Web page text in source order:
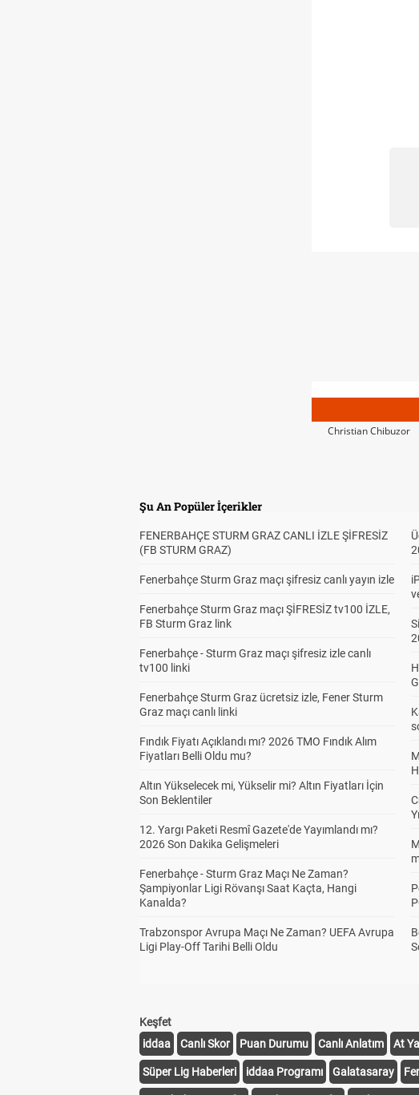
Christian Chibuzor
Şu An Popüler İçerikler
FENERBAHÇE STURM GRAZ CANLI İZLE ŞİFRESİZ
(FB STURM GRAZ)
Fenerbahçe Sturm Graz maçı şifresiz canlı yayın izle
Fenerbahçe Sturm Graz maçı ŞİFRESİZ tv100 İZLE,
FB Sturm Graz link
Fenerbahçe - Sturm Graz maçı şifresiz izle canlı
tv100 linki
Fenerbahçe Sturm Graz ücretsiz izle, Fener Sturm
Graz maçı canlı linki
Fındık Fiyatı Açıklandı mı? 2026 TMO Fındık Alım
Fiyatları Belli Oldu mu?
Altın Yükselecek mi, Yükselir mi? Altın Fiyatları İçin
Son Beklentiler
12. Yargı Paketi Resmî Gazete'de Yayımlandı mı?
2026 Son Dakika Gelişmeleri
Fenerbahçe - Sturm Graz Maçı Ne Zaman?
Şampiyonlar Ligi Rövanşı Saat Kaçta, Hangi
Kanalda?
Trabzonspor Avrupa Maçı Ne Zaman? UEFA Avrupa
Ligi Play-Off Tarihi Belli Oldu
Keşfet
iddaa
Canlı Skor Puan Durumu Canlı Anlatım At
Süper Lig Haberleri iddaa Programı Galatasaray